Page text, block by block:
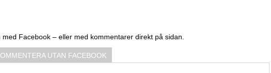
Facebook – eller med kommentarer direkt på sidan.
UTAN FACEBOOK